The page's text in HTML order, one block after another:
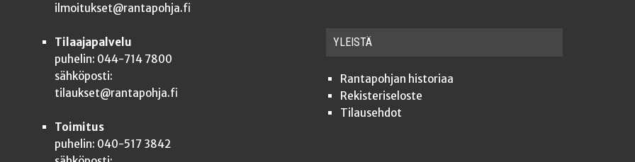
ilmoitukset@rantapohja.fi
Tilaajapalvelu
puhelin: 044-714 7800
sähköposti:
tilaukset@rantapohja.fi
Toimitus
puhelin: 040-517 3842
YLEISTÄ
Ran­ta­poh­jan historiaa
Rekis­te­ri­se­los­te
Tilauseh­dot